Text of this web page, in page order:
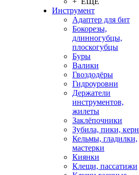
Инструмент
Адаптер для бит
Бокорезы,
длинногубцы,
плоскогубцы
Буры
Валики
Гвоздодёры
Гидроуровни
Держатели
инструментов,
жилеты
Заклёпочники
Зубила, пики, керн
Кельмы, гладилки,
мастерки
Киянки
Клещи, пассатижи